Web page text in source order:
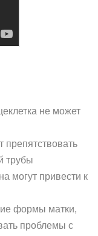
не может
препятствовать
трубы
могут привести к
формы матки,
проблемы с